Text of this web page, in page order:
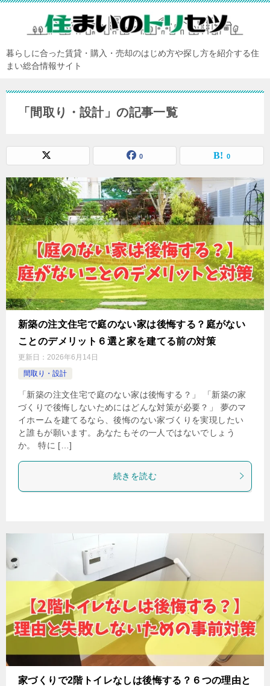
暮らしに合った賃貸・購入・売却のはじめ方や探し方を紹介する住
まい総合情報サイト
「間取り・設計」の記事一覧
0 0
新築の注文住宅で庭のない家は後悔する？庭がない
ことのデメリット６選と家を建てる前の対策
更新日： 2026年6月14日
間取り・設計
「新築の注文住宅で庭のない家は後悔する？」 「新築の家
づくりで後悔しないためにはどんな対策が必要？」 夢のマ
イホームを建てるなら、後悔のない家づくりを実現したい
と誰もが願います。あなたもその一人ではないでしょう
か。 特に […]
続きを読む
家づくりで2階トイレなしは後悔する？６つの理由と